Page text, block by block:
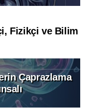
Fizikçi ve Bilim
Çaprazlama